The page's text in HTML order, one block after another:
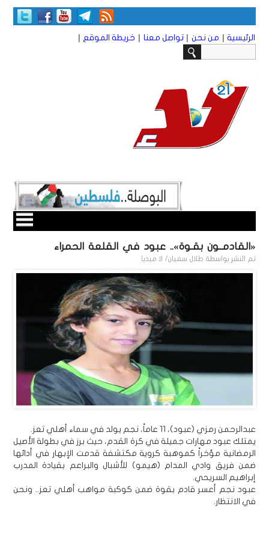
الرئيسية | من نحن | تواصل معنا | خريطة الموقع |
«القادمــون بقـوة».. عبود في القلعة الحمراء
تم النشر بواسطة طلال سفيان/ لا ميديا
عبدالرحمن رمزي (عبود)، 11 عاماً، نجم يولد في سماء أهلي تعز.
يمتلك عبود مهارات جميلة في كرة القدم، حيث برز في بطولة الأصيل
الرمضانية مؤخراً كموهبة كروية مكتشفة قدمت الإبهار في أدائها
ضمن فريق وادي المدام (هيمو) للأشبال والبراعم بقيادة المدرب
إبراهيم السريحي.
عبود نجم أعسر قادم بقوة ضمن كوكبة مواهب أهلي تعز.. ونحن
في الانتظار.